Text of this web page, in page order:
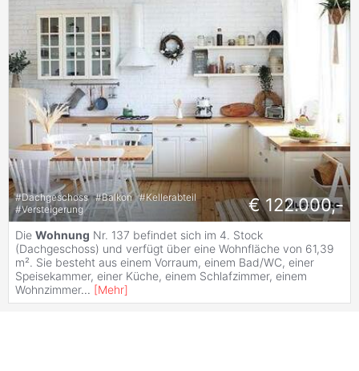
#Dachgeschoss #Balkon #Kellerabteil
#Versteigerung € 122.000,-
Die Wohnung Nr. 137 befindet sich im 4. Stock
(Dachgeschoss) und verfügt über eine Wohnfläche von 61,39
m². Sie besteht aus einem Vorraum, einem Bad/WC, einer
Speisekammer, einer Küche, einem Schlafzimmer, einem
Wohnzimmer... [Mehr]